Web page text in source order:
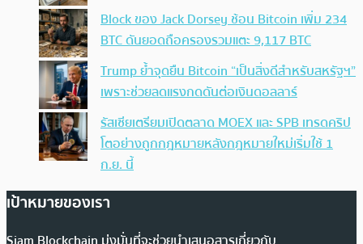
Block ของ Jack Dorsey ช้อน Bitcoin เพิ่ม 234
BTC ดันยอดถือครองรวมแตะ 9,117 BTC
Trump ย้ำจุดยืน Bitcoin “เป็นสิ่งดีสำหรับสหรัฐฯ”
เพราะช่วยลดแรงกดดันต่อเงินดอลลาร์
รัสเซียเตรียมเปิดตลาด MOEX และ SPB เทรดคริป
โตอย่างถูกกฎหมายหลังกฎหมายใหม่เริ่มใช้ 1
ก.ย. นี้
เป้าหมายของเรา